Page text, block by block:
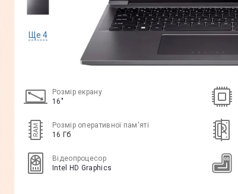
Ще 4
Розмір екрану
16"
Розмір оперативної пам'яті
16 Гб
Відеопроцесор
Intel HD Graphics